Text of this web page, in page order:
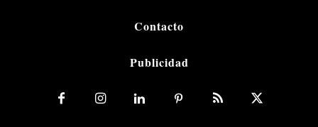
Contacto
Publicidad